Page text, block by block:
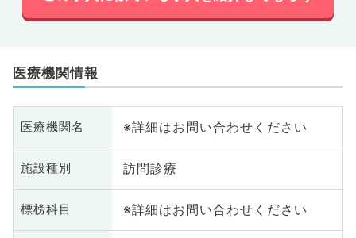
医療機関情報
医療機関名 ※詳細はお問い合わせください
施設種別 訪問診療
標榜科目 ※詳細はお問い合わせください